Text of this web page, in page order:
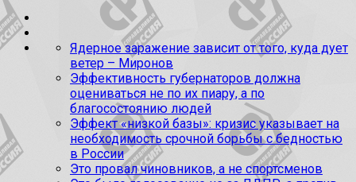
Ядерное заражение зависит от того, куда дует
ветер – Миронов
Эффективность губернаторов должна
оцениваться не по их пиару, а по
благосостоянию людей
Эффект «низкой базы»: кризис указывает на
необходимость срочной борьбы с бедностью
в России
Это провал чиновников, а не спортсменов